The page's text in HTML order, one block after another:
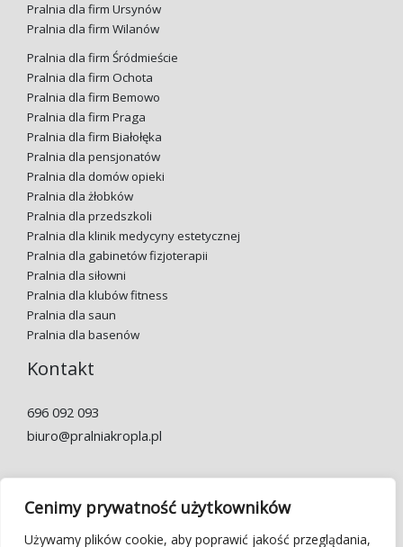
Cenimy prywatność użytkowników
Używamy plików cookie, aby poprawić jakość przeglądania,
Pralnia dla firm Ursynów
Pralnia dla firm Wilanów
Pralnia dla firm Śródmieście
Pralnia dla firm Ochota
Pralnia dla firm Bemowo
Pralnia dla firm Praga
Pralnia dla firm Białołęka
Pralnia dla pensjonatów
Pralnia dla domów opieki
Pralnia dla żłobków
Pralnia dla przedszkoli
Pralnia dla klinik medycyny estetycznej
Pralnia dla gabinetów fizjoterapii
Pralnia dla siłowni
Pralnia dla klubów fitness
Pralnia dla saun
Pralnia dla basenów
Kontakt
696 092 093
biuro@pralniakropla.pl
Godziny otwarcia:
Pon.-pt. 7:00 – 22:00